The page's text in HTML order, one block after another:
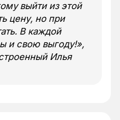
выйти из этой
цену, но при
В каждой
и свою выгоду!»,
Илья